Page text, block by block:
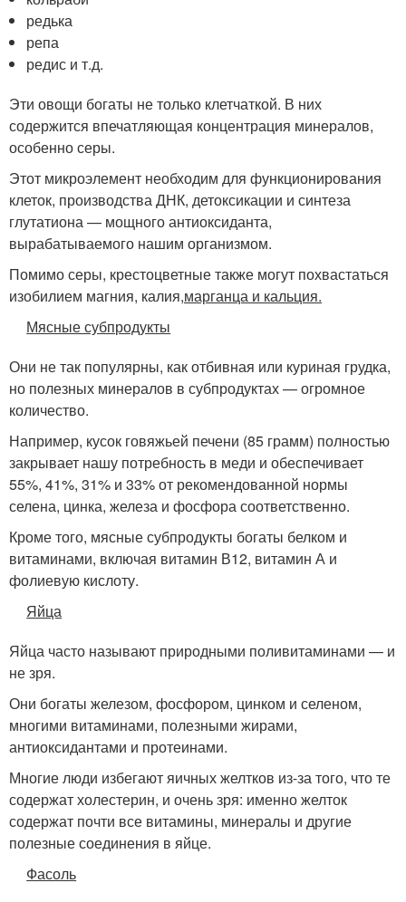
редька
репа
редис и т.д.
Эти овощи богаты не только клетчаткой. В них
содержится впечатляющая концентрация минералов,
особенно серы.
Этот микроэлемент необходим для функционирования
клеток, производства ДНК, детоксикации и синтеза
глутатиона — мощного антиоксиданта,
вырабатываемого нашим организмом.
Помимо серы, крестоцветные также могут похвастаться
изобилием магния, калия,марганца и кальция.
Мясные субпродукты
Они не так популярны, как отбивная или куриная грудка,
но полезных минералов в субпродуктах — огромное
количество.
Например, кусок говяжьей печени (85 грамм) полностью
закрывает нашу потребность в меди и обеспечивает
55%, 41%, 31% и 33% от рекомендованной нормы
селена, цинка, железа и фосфора соответственно.
Кроме того, мясные субпродукты богаты белком и
витаминами, включая витамин В12, витамин А и
фолиевую кислоту.
Яйца
Яйца часто называют природными поливитаминами — и
не зря.
Они богаты железом, фосфором, цинком и селеном,
многими витаминами, полезными жирами,
антиоксидантами и протеинами.
Многие люди избегают яичных желтков из-за того, что те
содержат холестерин, и очень зря: именно желток
содержат почти все витамины, минералы и другие
полезные соединения в яйце.
Фасоль